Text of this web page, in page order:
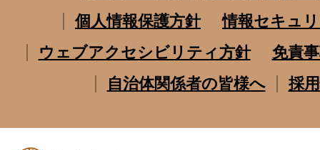
個人情報保護方針
情報セキュ
ウェブアクセシビリティ方針
免責
自治体関係者の皆様へ
採